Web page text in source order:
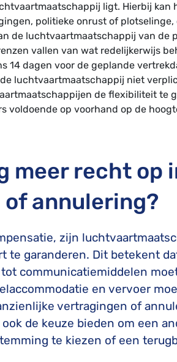
ligt. Hierbij kan
politieke onrust of
de luchtvaartmaatschappij van de
vallen van wat redelijkerwijs
14 dagen voor de geplande
luchtvaartmaatschappij niet
de flexibiliteit te
voldoende op voorhand op de
meer recht op
annulering?
zijn
te garanderen. Dit betekent
communicatiemiddelen
en vervoer
vertragingen of
de keuze bieden om een
te kiezen of een